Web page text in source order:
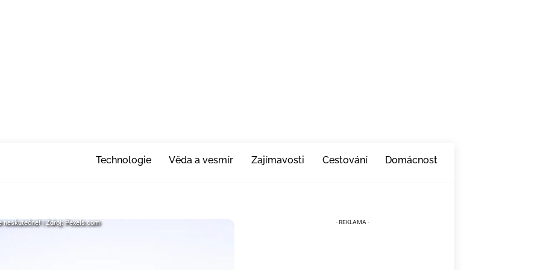
Technologie Věda a vesmír Zajímavosti Cestování Domácnost
neskutečné! | Zdroj: Pexels.com
neskutečné! | Zdroj: Pexels.com